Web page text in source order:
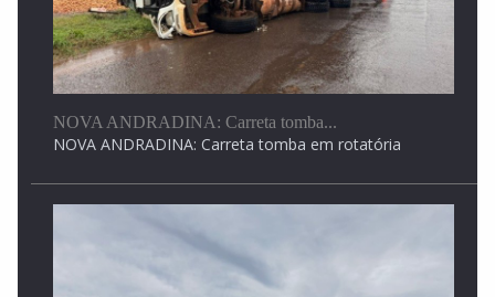
NOVA ANDRADINA: Carreta tomba...
NOVA ANDRADINA: Carreta tomba em rotatória